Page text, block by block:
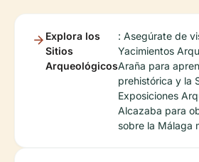
Explora los
Sitios
Arqueológicos
: Asegúrate de
Yacimientos
Araña para
prehistórica y la
Exposiciones
Alcazaba para
sobre la Málaga